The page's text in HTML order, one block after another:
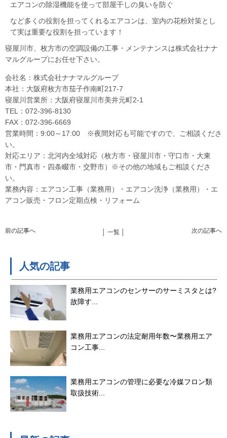
エアコンの除湿機能を使って部屋干しの臭いを防ぐ
など多くの役割を担ってくれるエアコンは、室内の花粉対策とし
て実は重要な役割を担っています！
寝屋川市、枚方市の空調設備の工事・メンテナンスは株式会社ナナ
マルグループにお任せ下さい。
会社名：株式会社ナナマルグループ
本社：大阪府枚方市茄子作南町217-7
寝屋川営業所：大阪府寝屋川市美井元町2-1
TEL：072-396-8130
FAX：072-396-6669
営業時間：9:00～17:00 ※夜間対応も可能ですので、ご相談くださ
い。
対応エリア：北河内全域対応（枚方市・寝屋川市・守口市・大東
市・門真市・四条畷市・交野市）※その他の地域もご相談くださ
い。
業務内容：エアコン工事（業務用）・エアコン洗浄（業務用）・エ
アコン販売・フロン定期点検・リフォーム
前の記事へ 次の記事へ
│ 一覧 │
人気の記事
業務用エアコンのセンサーのサーミスタとは?
故障す...
業務用エアコンの法定耐用年数〜業務用エア
コン工事...
業務用エアコンの管理に必要な冷媒フロン類
取扱技術...